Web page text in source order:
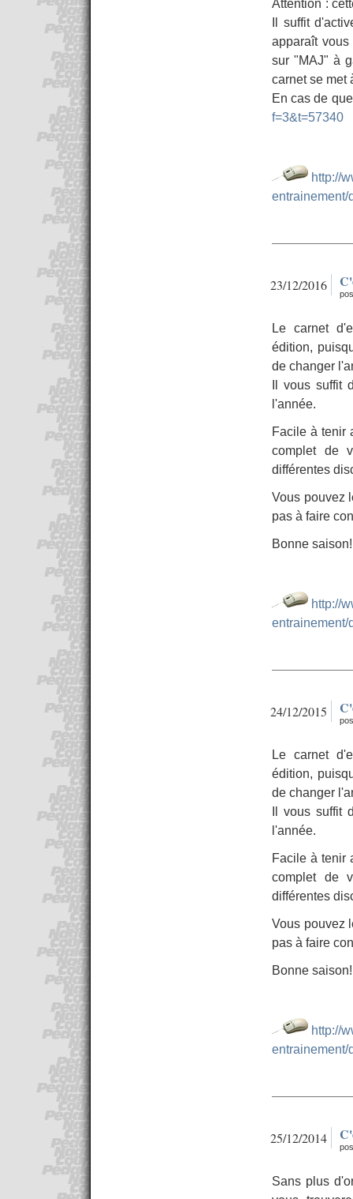
Attention :
Il suffit
apparaît
sur "MAJ" à
carnet se met
En cas de
f=3&t=57340
http://
entrainement/
23/12/2016
Le carnet
édition,
de changer
Il vous suffit
l'année.
Facile à tenir
complet de
différentes
Vous pouvez
pas à faire
Bonne saison!
http://
entrainement/
24/12/2015
Le carnet
édition,
de changer
Il vous suffit
l'année.
Facile à tenir
complet de
différentes
Vous pouvez
pas à faire
Bonne saison!
http://
entrainement/
25/12/2014
Sans plus